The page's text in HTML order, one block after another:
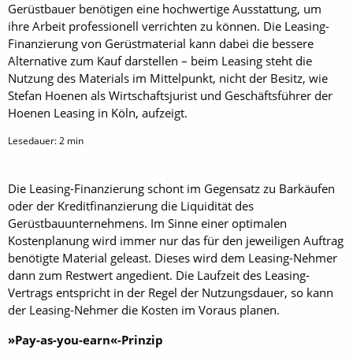
Gerüstbauer benötigen eine hochwertige Ausstattung, um
ihre Arbeit professionell verrichten zu können. Die Leasing-
Finanzierung von Gerüstmaterial kann dabei die bessere
Alternative zum Kauf darstellen – beim Leasing steht die
Nutzung des Materials im Mittelpunkt, nicht der Besitz, wie
Stefan Hoenen als Wirtschaftsjurist und Geschäftsführer der
Hoenen Leasing in Köln, aufzeigt.
Lesedauer:2 min
Die Leasing-Finanzierung schont im Gegensatz zu Barkäufen
oder der Kreditfinanzierung die Liquidität des
Gerüstbauunternehmens. Im Sinne einer optimalen
Kostenplanung wird immer nur das für den jeweiligen Auftrag
benötigte Material geleast. Dieses wird dem Leasing-Nehmer
dann zum Restwert angedient. Die Laufzeit des Leasing-
Vertrags entspricht in der Regel der Nutzungsdauer, so kann
der Leasing-Nehmer die Kosten im Voraus planen.
»Pay-as-you-earn«-Prinzip